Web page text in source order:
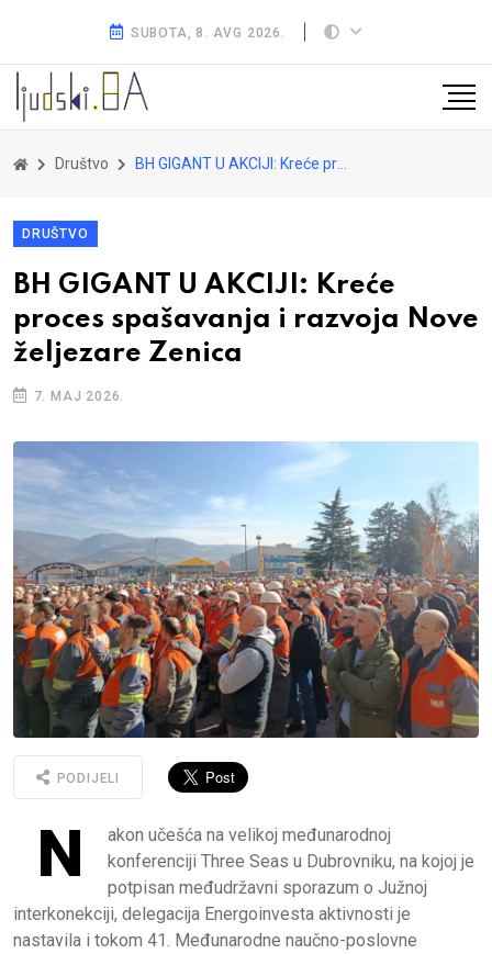
SUBOTA, 8. AVG 2026.
Društvo BH GIGANT U AKCIJI: Kreće proces spašavanja i razvoja Nove željezare Zenica
DRUŠTVO
BH GIGANT U AKCIJI: Kreće
proces spašavanja i razvoja Nove
željezare Zenica
7. MAJ 2026.
PODIJELI
N
akon učešća na velikoj međunarodnoj
konferenciji Three Seas u Dubrovniku, na kojoj je
potpisan međudržavni sporazum o Južnoj
interkonekciji, delegacija Energoinvesta aktivnosti je
nastavila i tokom 41. Međunarodne naučno-poslovne